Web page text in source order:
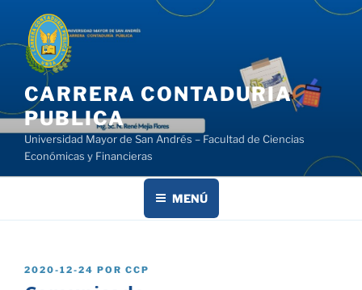
contenido
CARRERA CONTADURIA
PUBLICA
Universidad Mayor de San Andrés – Facultad de Ciencias
Económicas y Financieras
MENÚ
PUBLICADO
2020-12-24 POR CCP